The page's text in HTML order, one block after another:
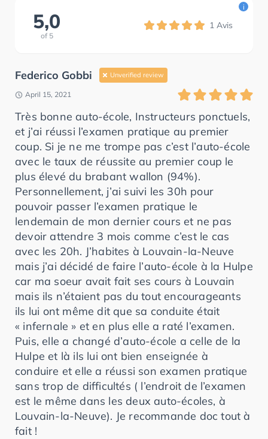
5,0
of 5
1 Avis
i
Federico Gobbi Unverified review
April 15, 2021
Très bonne auto-école, Instructeurs ponctuels,
et j’ai réussi l’examen pratique au premier
coup. Si je ne me trompe pas c’est l’auto-école
avec le taux de réussite au premier coup le
plus élevé du brabant wallon (94%).
Personnellement, j’ai suivi les 30h pour
pouvoir passer l’examen pratique le
lendemain de mon dernier cours et ne pas
devoir attendre 3 mois comme c’est le cas
avec les 20h. J’habites à Louvain-la-Neuve
mais j’ai décidé de faire l’auto-école à la Hulpe
car ma soeur avait fait ses cours à Louvain
mais ils n’étaient pas du tout encourageants
ils lui ont même dit que sa conduite était
« infernale » et en plus elle a raté l’examen.
Puis, elle a changé d’auto-école a celle de la
Hulpe et là ils lui ont bien enseignée à
conduire et elle a réussi son examen pratique
sans trop de difficultés ( l’endroit de l’examen
est le même dans les deux auto-écoles, à
Louvain-la-Neuve). Je recommande doc tout à
fait !